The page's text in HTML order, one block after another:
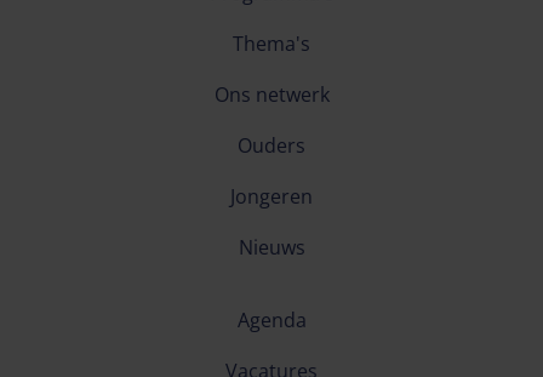
Agenda
Vacatures
Thema's
Ons netwerk
Ouders
Jongeren
Nieuws